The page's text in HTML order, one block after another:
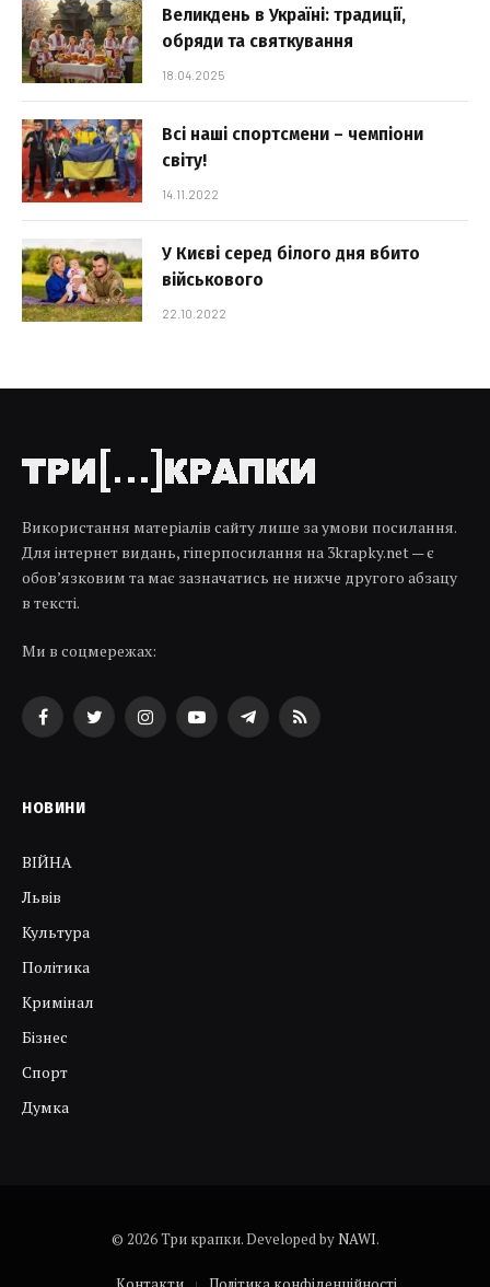
Великдень в Україні: традиції,
обряди та святкування
18.04.2025
Всі наші спортсмени – чемпіони
світу!
14.11.2022
У Києві серед білого дня вбито
військового
22.10.2022
Використання матеріалів сайту лише за умови посилання.
Для інтернет видань, гіперпосилання на 3krapky.net — є
обов’язковим та має зазначатись не нижче другого абзацу
в тексті.
Ми в соцмережах:
FacebookTwitterInstagramYouTubeTelegramRSS
НОВИНИ
ВІЙНА
Львів
Культура
Політика
Кримінал
Бізнес
Спорт
Думка
© 2026 Три крапки. Developed byNAWI.